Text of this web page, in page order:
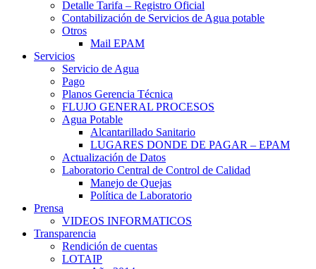
Detalle Tarifa – Registro Oficial
Contabilización de Servicios de Agua potable
Otros
Mail EPAM
Servicios
Servicio de Agua
Pago
Planos Gerencia Técnica
FLUJO GENERAL PROCESOS
Agua Potable
Alcantarillado Sanitario
LUGARES DONDE DE PAGAR – EPAM
Actualización de Datos
Laboratorio Central de Control de Calidad
Manejo de Quejas
Política de Laboratorio
Prensa
VIDEOS INFORMATICOS
Transparencia
Rendición de cuentas
LOTAIP